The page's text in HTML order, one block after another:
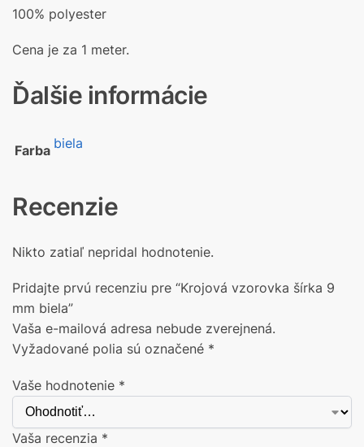
100% polyester
Cena je za 1 meter.
Ďalšie informácie
Farba biela
Recenzie
Nikto zatiaľ nepridal hodnotenie.
Pridajte prvú recenziu pre “Krojová vzorovka šírka 9
mm biela”
Vaša e-mailová adresa nebude zverejnená.
Vyžadované polia sú označené *
Vaše hodnotenie *
Vaša recenzia *